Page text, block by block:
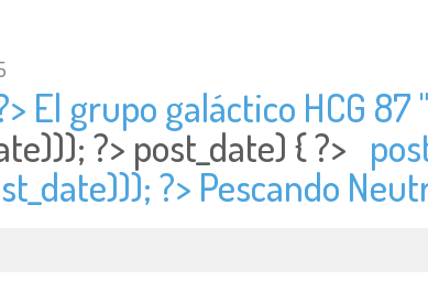
El grupo galáctico HCG 87
?>post_date) { ?>
?> Pescando